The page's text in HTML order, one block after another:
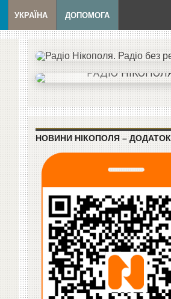
УКРАЇНА ДОПОМОГА
НОВИНИ НІКОПОЛЯ – ДОДАТОК